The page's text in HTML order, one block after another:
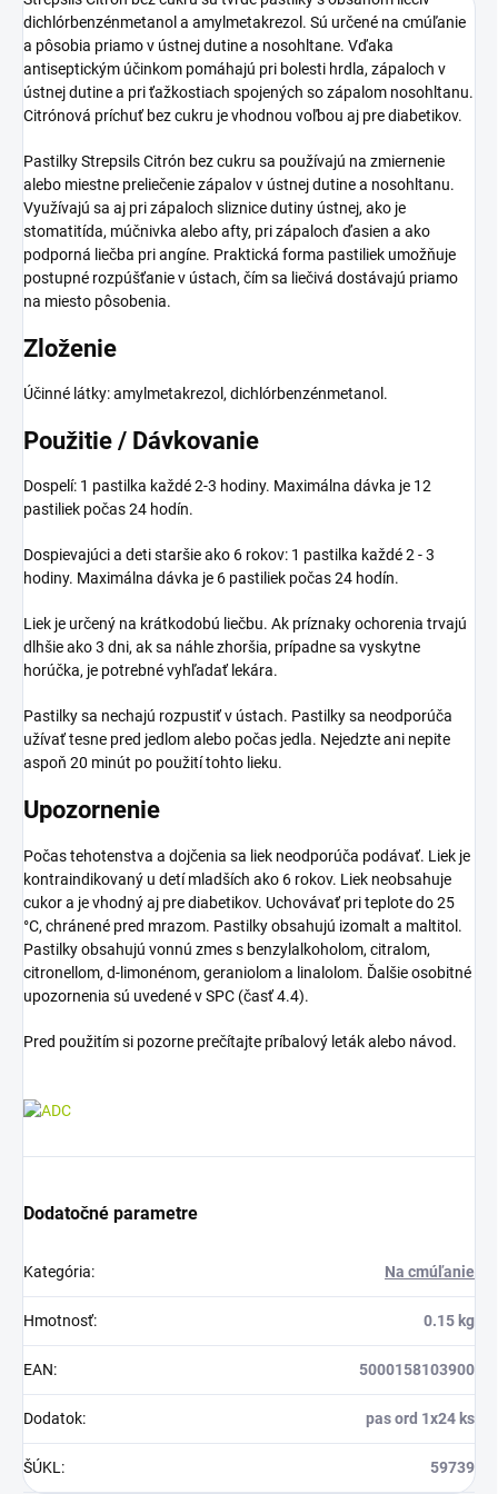
dichlórbenzénmetanol a amylmetakrezol. Sú určené na cmúľanie
a pôsobia priamo v ústnej dutine a nosohltane. Vďaka
antiseptickým účinkom pomáhajú pri bolesti hrdla, zápaloch v
ústnej dutine a pri ťažkostiach spojených so zápalom nosohltanu.
Citrónová príchuť bez cukru je vhodnou voľbou aj pre diabetikov.
Pastilky Strepsils Citrón bez cukru sa používajú na zmiernenie
alebo miestne preliečenie zápalov v ústnej dutine a nosohltanu.
Využívajú sa aj pri zápaloch sliznice dutiny ústnej, ako je
stomatitída, múčnivka alebo afty, pri zápaloch ďasien a ako
podporná liečba pri angíne. Praktická forma pastiliek umožňuje
postupné rozpúšťanie v ústach, čím sa liečivá dostávajú priamo
na miesto pôsobenia.
Zloženie
Účinné látky: amylmetakrezol, dichlórbenzénmetanol.
Použitie / Dávkovanie
Dospelí: 1 pastilka každé 2-3 hodiny. Maximálna dávka je 12
pastiliek počas 24 hodín.
Dospievajúci a deti staršie ako 6 rokov: 1 pastilka každé 2 - 3
hodiny. Maximálna dávka je 6 pastiliek počas 24 hodín.
Liek je určený na krátkodobú liečbu. Ak príznaky ochorenia trvajú
dlhšie ako 3 dni, ak sa náhle zhoršia, prípadne sa vyskytne
horúčka, je potrebné vyhľadať lekára.
Pastilky sa nechajú rozpustiť v ústach. Pastilky sa neodporúča
užívať tesne pred jedlom alebo počas jedla. Nejedzte ani nepite
aspoň 20 minút po použití tohto lieku.
Upozornenie
Počas tehotenstva a dojčenia sa liek neodporúča podávať. Liek je
kontraindikovaný u detí mladších ako 6 rokov. Liek neobsahuje
cukor a je vhodný aj pre diabetikov. Uchovávať pri teplote do 25
°C, chránené pred mrazom. Pastilky obsahujú izomalt a maltitol.
Pastilky obsahujú vonnú zmes s benzylalkoholom, citralom,
citronellom, d-limonénom, geraniolom a linalolom. Ďalšie osobitné
upozornenia sú uvedené v SPC (časť 4.4).
Pred použitím si pozorne prečítajte príbalový leták alebo návod.
Dodatočné parametre
Kategória: Na cmúľanie
Hmotnosť: 0.15 kg
EAN: 5000158103900
Dodatok: pas ord 1x24 ks
ŠÚKL: 59739